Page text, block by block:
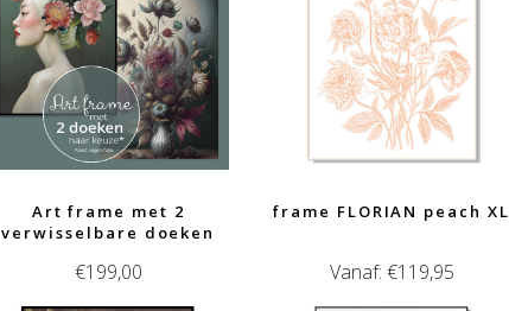
Art frame met 2
verwisselbare doeken
€199,00
frame FLORIAN peach XL
Vanaf: €119,95